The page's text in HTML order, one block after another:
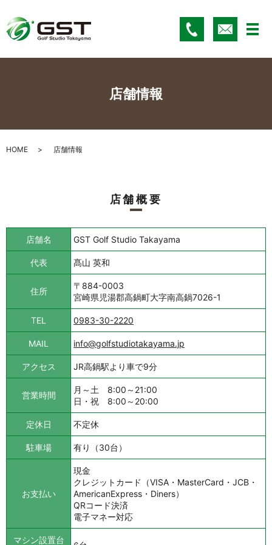
メ
店舗情報
HOME 店舗情報
店舗概要
店舗名 GST Golf Studio Takayama
代表 髙山 英和
住所
〒884-0003
宮崎県児湯郡高鍋町大字南高鍋7026-1
TEL 0983-30-2220
MAIL info@golfstudiotakayama.jp
アクセス JR高鍋駅より車で9分
営業時間
月～土 8:00～21:00
日・祝 8:00～20:00
定休日 不定休
駐車場 有り（30台）
お支払い
現金
クレジットカード（VISA・MasterCard・JCB・
AmericanExpress・Diners）
QRコード決済
電子マネー対応
マシン設置台